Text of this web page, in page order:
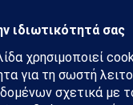
as a preferred